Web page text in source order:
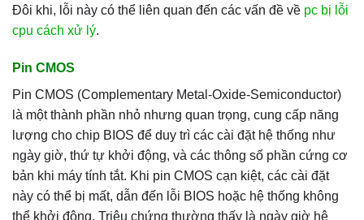
Đôi khi, lỗi này có thể liên quan đến các vấn đề về pc bị lỗi
cpu cách xử lý.
Pin CMOS
Pin CMOS (Complementary Metal-Oxide-Semiconductor)
là một thành phần nhỏ nhưng quan trọng, cung cấp năng
lượng cho chip BIOS để duy trì các cài đặt hệ thống như
ngày giờ, thứ tự khởi động, và các thông số phần cứng cơ
bản khi máy tính tắt. Khi pin CMOS cạn kiệt, các cài đặt
này có thể bị mất, dẫn đến lỗi BIOS hoặc hệ thống không
thể khởi động. Triệu chứng thường thấy là ngày giờ hệ